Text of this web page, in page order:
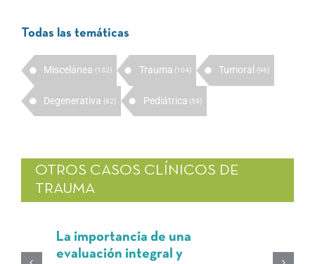
Todas las temáticas
Miscelánea (132) Trauma (104) Tumoral (96)
Degenerativa (82) Pediátrica (59)
OTROS CASOS CLÍNICOS DE
TRAUMA
La importancia de una
evaluación integral y